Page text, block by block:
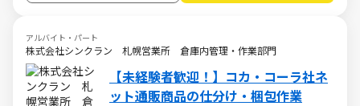
アルバイト・パート
株式会社シンクラン 札幌営業所 倉庫内管理・作業部門
【未経験者歓迎！】コカ・コーラ社ネ
ット通販商品の仕分け・梱包作業